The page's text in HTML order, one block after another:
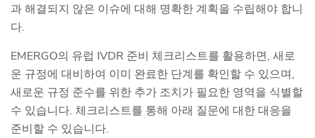
과 해결되지 않은 이슈에 대해 명확한 계획을 수립해야 합니
다.
EMERGO의 유럽 IVDR 준비 체크리스트를 활용하면, 새로
운 규정에 대비하여 이미 완료한 단계를 확인할 수 있으며,
새로운 규정 준수를 위한 추가 조치가 필요한 영역을 식별할
수 있습니다. 체크리스트를 통해 아래 질문에 대한 대응을
준비할 수 있습니다.